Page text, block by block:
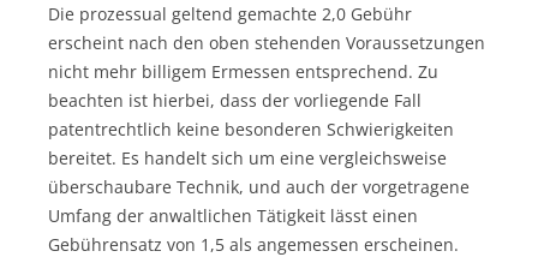
Die prozessual geltend gemachte 2,0 Gebühr
erscheint nach den oben stehenden Voraussetzungen
nicht mehr billigem Ermessen entsprechend. Zu
beachten ist hierbei, dass der vorliegende Fall
patentrechtlich keine besonderen Schwierigkeiten
bereitet. Es handelt sich um eine vergleichsweise
überschaubare Technik, und auch der vorgetragene
Umfang der anwaltlichen Tätigkeit lässt einen
Gebührensatz von 1,5 als angemessen erscheinen.